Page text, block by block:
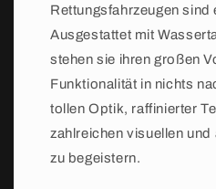
Rettungsfahrzeugen sind
Ausgestattet mit
stehen sie ihren großen
Funktionalität in nichts
tollen Optik, raffinierter
zahlreichen visuellen
zu begeistern.